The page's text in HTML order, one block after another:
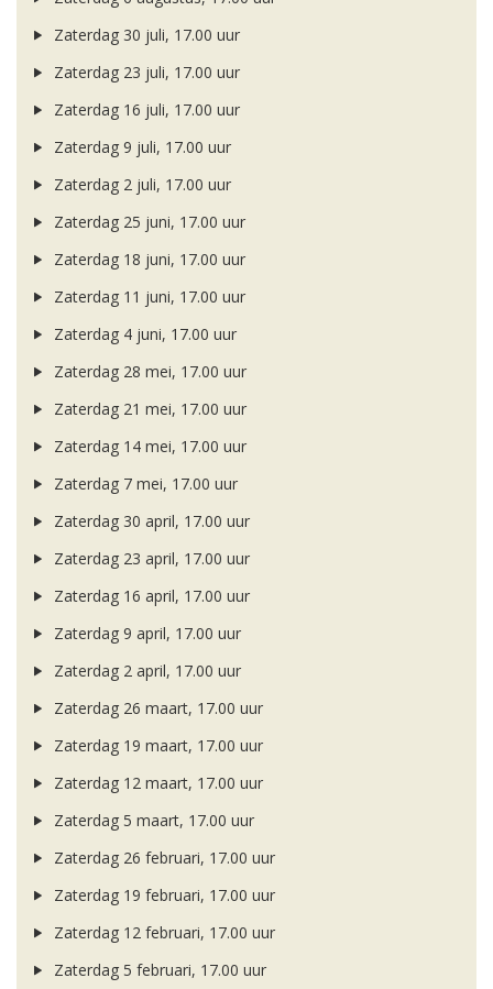
Zaterdag 30 juli, 17.00 uur
Zaterdag 23 juli, 17.00 uur
Zaterdag 16 juli, 17.00 uur
Zaterdag 9 juli, 17.00 uur
Zaterdag 2 juli, 17.00 uur
Zaterdag 25 juni, 17.00 uur
Zaterdag 18 juni, 17.00 uur
Zaterdag 11 juni, 17.00 uur
Zaterdag 4 juni, 17.00 uur
Zaterdag 28 mei, 17.00 uur
Zaterdag 21 mei, 17.00 uur
Zaterdag 14 mei, 17.00 uur
Zaterdag 7 mei, 17.00 uur
Zaterdag 30 april, 17.00 uur
Zaterdag 23 april, 17.00 uur
Zaterdag 16 april, 17.00 uur
Zaterdag 9 april, 17.00 uur
Zaterdag 2 april, 17.00 uur
Zaterdag 26 maart, 17.00 uur
Zaterdag 19 maart, 17.00 uur
Zaterdag 12 maart, 17.00 uur
Zaterdag 5 maart, 17.00 uur
Zaterdag 26 februari, 17.00 uur
Zaterdag 19 februari, 17.00 uur
Zaterdag 12 februari, 17.00 uur
Zaterdag 5 februari, 17.00 uur